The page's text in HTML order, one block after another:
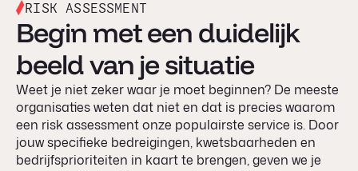
RISK ASSESSMENT
Begin met een duidelijk
beeld van je situatie
Weet je niet zeker waar je moet beginnen? De meeste
organisaties weten dat niet en dat is precies waarom
een risk assessment onze populairste service is. Door
jouw specifieke bedreigingen, kwetsbaarheden en
bedrijfsprioriteiten in kaart te brengen, geven we je